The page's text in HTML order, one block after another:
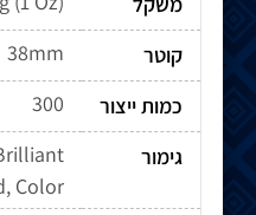
קוטר
38mm
כמות ייצור
300
גימור
Color